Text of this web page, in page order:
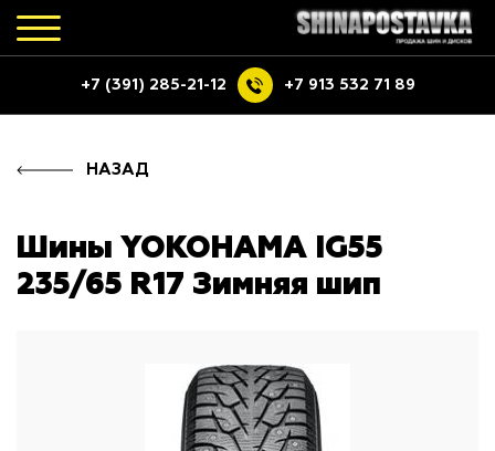
+7 (391) 285-21-12 +7 913 532 71 89
НАЗАД
Шины YOKOHAMA IG55
235/65 R17 Зимняя шип